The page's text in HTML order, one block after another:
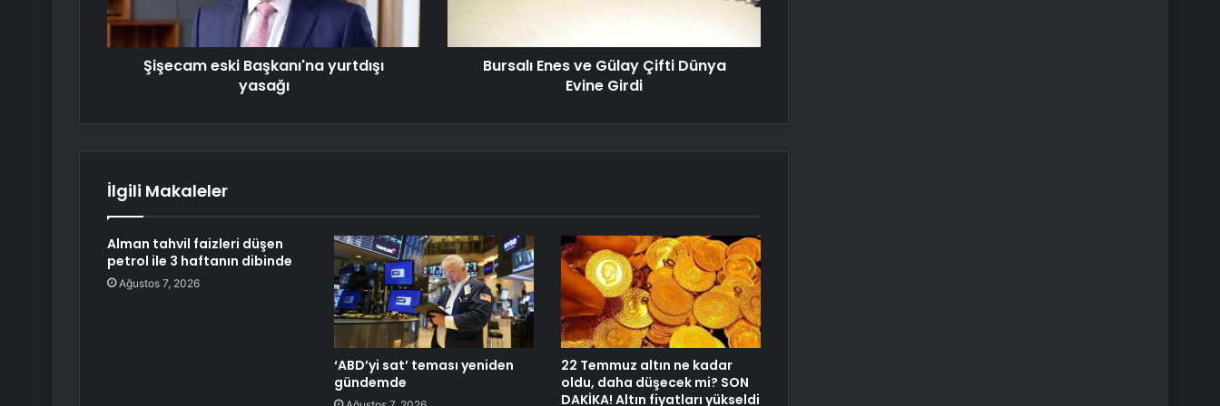
Şişecam eski Başkanı'na yurtdışı
yasağı
Bursalı Enes ve Gülay Çifti Dünya
Evine Girdi
İlgili Makaleler
Alman tahvil faizleri düşen
petrol ile 3 haftanın dibinde
Ağustos 7, 2026
‘ABD’yi sat’ teması yeniden
gündemde
22 Temmuz altın ne kadar
oldu, daha düşecek mi? SON
DAKİKA! Altın fiyatları yükseldi